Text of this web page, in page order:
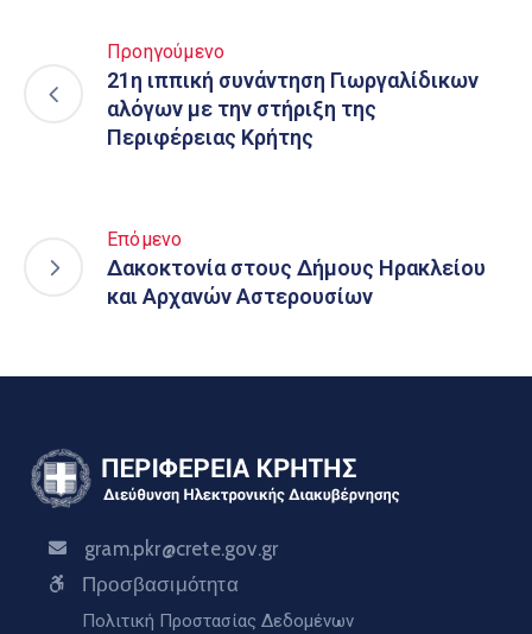
Προηγούμενο
21η ιππική συνάντηση Γιωργαλίδικων
αλόγων με την στήριξη της
Περιφέρειας Κρήτης
Επόμενο
Δακοκτονία στους Δήμους Ηρακλείου
και Αρχανών Αστερουσίων
gram.pkr@crete.gov.gr
Προσβασιμότητα
Πολιτική Προστασίας Δεδομένων